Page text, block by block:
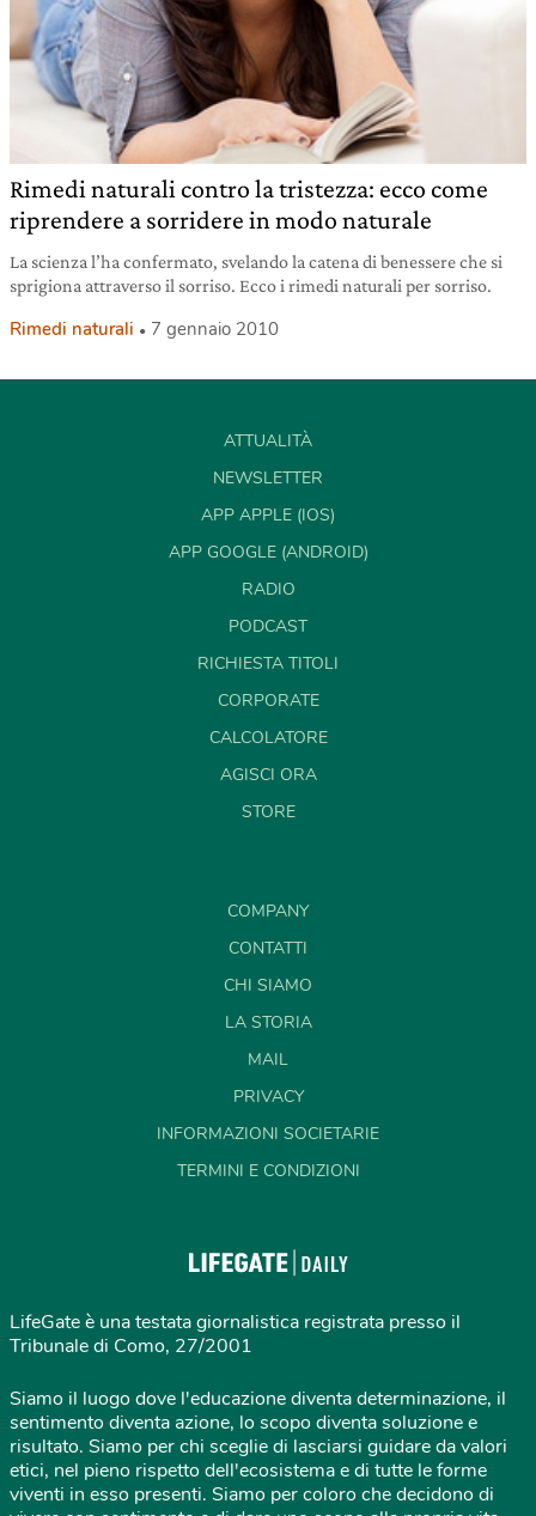
Rimedi naturali contro la tristezza: ecco come
riprendere a sorridere in modo naturale
La scienza l’ha confermato, svelando la catena di benessere che si
sprigiona attraverso il sorriso. Ecco i rimedi naturali per sorriso.
Rimedi naturali 7 gennaio 2010
ATTUALITÀ
NEWSLETTER
APP APPLE (IOS)
APP GOOGLE (ANDROID)
RADIO
PODCAST
RICHIESTA TITOLI
CORPORATE
CALCOLATORE
AGISCI ORA
STORE
COMPANY
CONTATTI
CHI SIAMO
LA STORIA
MAIL
PRIVACY
INFORMAZIONI SOCIETARIE
TERMINI E CONDIZIONI
LifeGate è una testata giornalistica registrata presso il
Tribunale di Como, 27/2001
Siamo il luogo dove l'educazione diventa determinazione, il
sentimento diventa azione, lo scopo diventa soluzione e
risultato. Siamo per chi sceglie di lasciarsi guidare da valori
etici, nel pieno rispetto dell'ecosistema e di tutte le forme
viventi in esso presenti. Siamo per coloro che decidono di